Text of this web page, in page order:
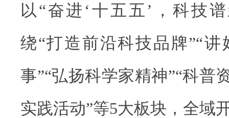
以“奋进‘十五五’，科技
绕“打造前沿科技品牌”“
事”“弘扬科学家精神”“科普
实践活动”等5大板块，全域